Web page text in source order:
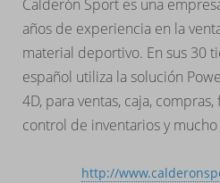
Calderón Sport es una
años de experiencia en la
material deportivo. En sus 30
español utiliza la solución
4D, para ventas, caja,
control de inventarios y mucho
http://